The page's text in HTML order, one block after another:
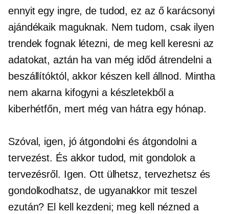
ennyit egy ingre, de tudod, ez az ő karácsonyi
ajándékaik maguknak. Nem tudom, csak ilyen
trendek fognak létezni, de meg kell keresni az
adatokat, aztán ha van még időd átrendelni a
beszállítóktól, akkor készen kell állnod. Mintha
nem akarna kifogyni a készletekből a
kiberhétfőn, mert még van hátra egy hónap.
Szóval, igen, jó átgondolni és átgondolni a
tervezést. És akkor tudod, mit gondolok a
tervezésről. Igen. Ott ülhetsz, tervezhetsz és
gondolkodhatsz, de ugyanakkor mit teszel
ezután? El kell kezdeni; meg kell nézned a